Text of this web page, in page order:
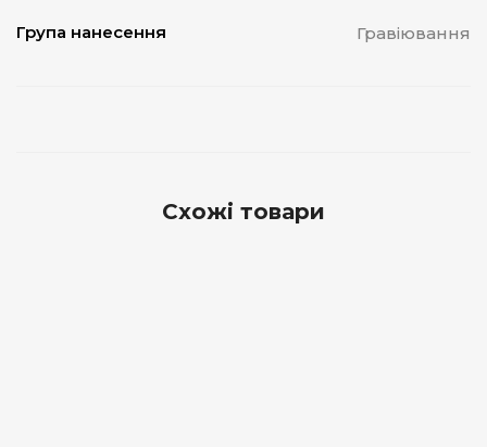
Група нанесення Гравіювання
Схожі товари